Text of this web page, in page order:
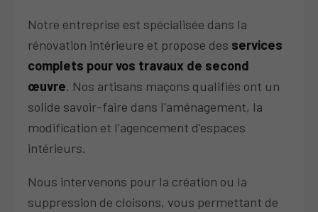
Notre entreprise est spécialisée dans la
rénovation intérieure et propose des services
complets pour vos travaux de second
œuvre. Nos artisans maçons qualifiés ont un
solide savoir-faire dans l'aménagement, la
modification et l'agencement d'espaces
intérieurs.
Nous intervenons pour la création ou la
suppression de cloisons, vous permettant de